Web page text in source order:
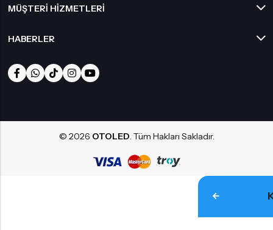
MÜŞTERI HIZMETLERI
HABERLER
© 2026 OTOLED. Tüm Hakları Sakladır.